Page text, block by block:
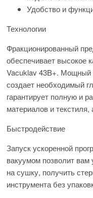
Удобство и
Технологии
Фракционированный
обеспечивает высокое
Vacuklav 43B+. Мощный
создает необходимый
гарантирует полную и
материалов и
Быстродействие
Запуск ускоренной
вакуумом позволит
на сушку, получить
инструмента без